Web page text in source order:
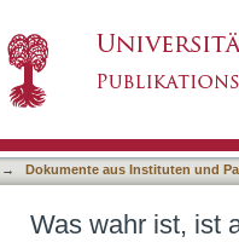
→ Dokumente aus Instituten und
Was wahr ist, ist